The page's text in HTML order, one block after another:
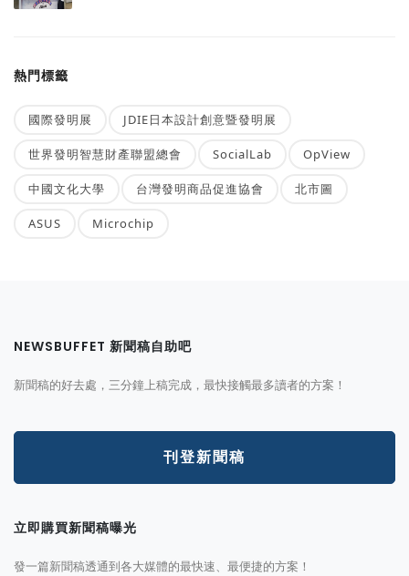
熱門標籤
國際發明展 JDIE日本設計創意暨發明展
世界發明智慧財產聯盟總會 SocialLab OpView
中國文化大學 台灣發明商品促進協會 北市圖
ASUS Microchip
NEWSBUFFET 新聞稿自助吧
新聞稿的好去處，三分鐘上稿完成，最快接觸最多讀者的方案！
刊登新聞稿
立即購買新聞稿曝光
發一篇新聞稿透通到各大媒體的最快速、最便捷的方案！